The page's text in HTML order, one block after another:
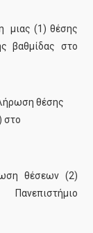
μιας (1) θέσης
βαθμίδας στο
θέσης
στο
θέσεων (2)